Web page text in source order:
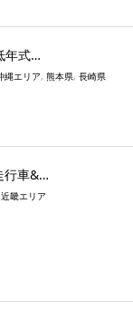
年式…
縄エリア, 熊本県, 長崎県
行車&…
近畿エリア